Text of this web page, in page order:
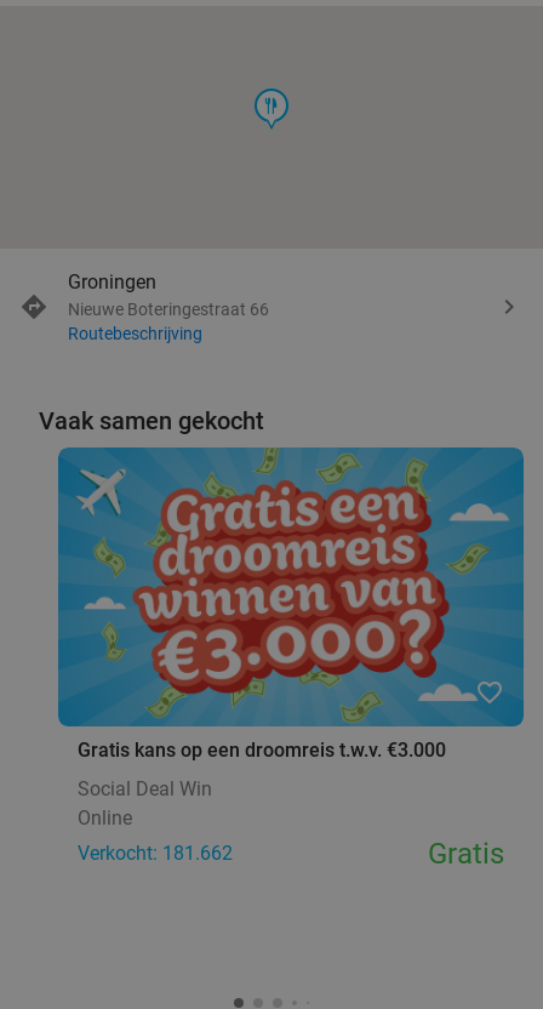
food
Groningen
Nieuwe Boteringestraat 66
Routebeschrijving
Vaak samen gekocht
favorite_border
Gratis kans op een droomreis t.w.v. €3.000
Social Deal Win
Online
Verkocht: 181.662
Gratis